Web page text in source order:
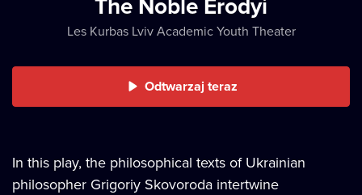
Les Kurbas Lviv Academic Youth Theater
Odtwarzaj teraz
In this play, the philosophical texts of Ukrainian
philosopher Grigoriy Skovoroda intertwine